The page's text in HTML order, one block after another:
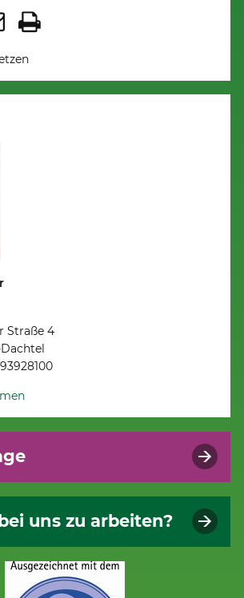
und lade diese Ressource
Straße 4
uns zu arbeiten?